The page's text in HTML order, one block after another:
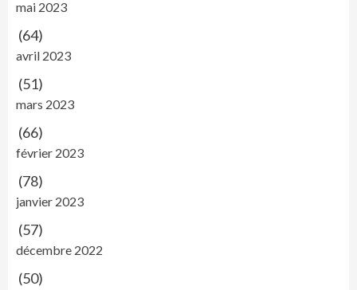
mai 2023
(64)
avril 2023
(51)
mars 2023
(66)
février 2023
(78)
janvier 2023
(57)
décembre 2022
(50)